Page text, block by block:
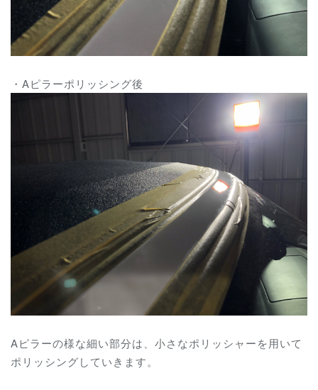
・Aピラーポリッシング後
Aピラーの様な細い部分は、小さなポリッシャーを用いて
ポリッシングしていきます。